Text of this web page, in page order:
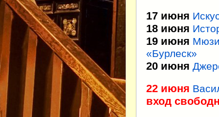
17 июня
18 июня
19 июня
«Бурлеск»
20 июня
22 июня
вход